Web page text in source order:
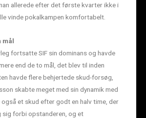
allerede efter det første kvarter ikke i
vinde pokalkampen komfortabelt.
mål
fortsatte SIF sin dominans og havde
end de to mål, det blev til inden
havde flere behjertede skud-forsøg,
skabte meget med sin dynamik med
et skud efter godt en halv time, der
sig forbi opstanderen, og et